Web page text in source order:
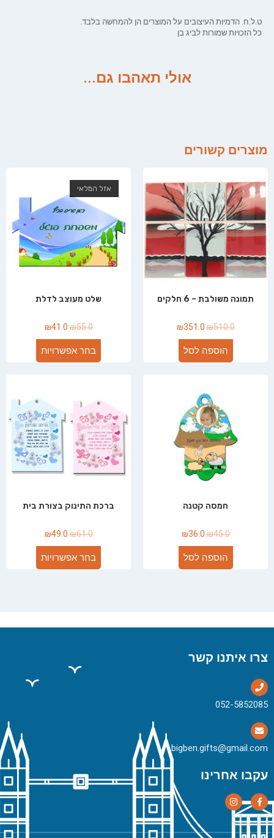
ט.ל.ח. הדמיות העיצובים על המוצרים הן להמחשה בלבד.
כל הזכויות שמורות לביג בן
אולי תאהבו גם...
מוצרים קשורים
תמונה משולבת – 6 חלקים
₪510.0
₪351.0
הוספה לסל
אזל המלאי
שלט מעוצב לדלת
₪55.0
₪41.0
בחר אפשרויות
חמסה קטנה
₪45.0
₪36.0
הוספה לסל
ברכת התינוק בצורת בית
₪61.0
₪49.0
בחר אפשרויות
צרו איתנו קשר
bigben.gifts@gmail.com
עקבו אחרינו